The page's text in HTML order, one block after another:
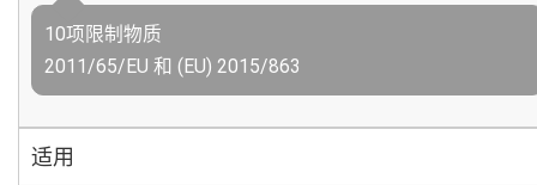
10项限制物质
2011/65/EU 和 (EU) 2015/863
适用